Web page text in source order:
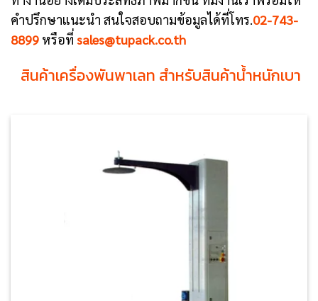
คำปรึกษาแนะนำ สนใจสอบถามข้อมูลได้ที่โทร.02-743-
8899 หรือที่ sales@tupack.co.th
สินค้าเครื่องพันพาเลท สำหรับสินค้าน้ำหนักเบา